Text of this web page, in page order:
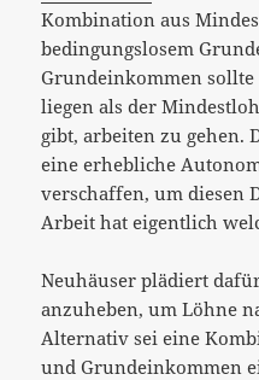
Kombination aus
bedingungslosem
Grundeinkommen
liegen als der
gibt, arbeiten zu gehen.
eine erhebliche
verschaffen, um diesen
Arbeit hat eigentlich
Neuhäuser plädiert
anzuheben, um Löhne
Alternativ sei eine
und Grundeinkommen